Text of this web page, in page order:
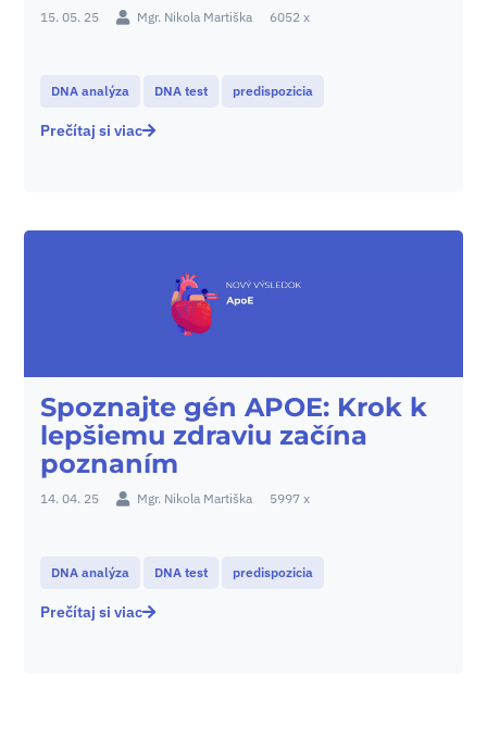
15. 05. 25 Mgr. Nikola Martiška 6052 x
DNA analýza DNA test predispozicia
Prečítaj si viac
Spoznajte gén APOE: Krok k
lepšiemu zdraviu začína
poznaním
14. 04. 25 Mgr. Nikola Martiška 5997 x
DNA analýza DNA test predispozicia
Prečítaj si viac